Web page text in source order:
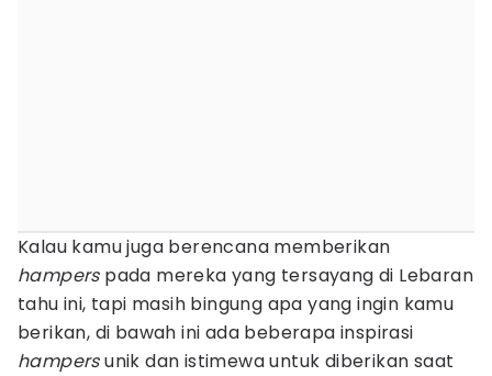
Kalau kamu juga berencana memberikan
hamperspada mereka yang tersayang di Lebaran
tahu ini, tapi masih bingung apa yang ingin kamu
berikan, di bawah ini ada beberapa inspirasi
hampersunik dan istimewa untuk diberikan saat